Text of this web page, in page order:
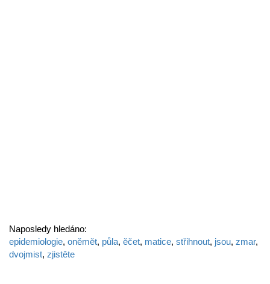
Naposledy hledáno:
epidemiologie, oněmět, půla, ěčet, matice, střihnout, jsou, zmar,
dvojmist, zjistěte